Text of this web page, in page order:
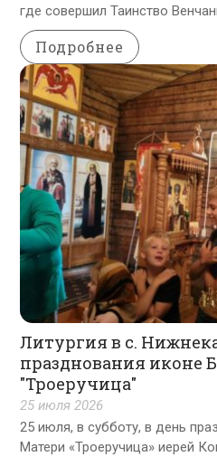
где совершил Таинство
Подробнее
Литургия в с.
празднования иконе
"Троеручица"
25 июля 2026
25 июля, в субботу, в день
Матери «Троеручица» иерей